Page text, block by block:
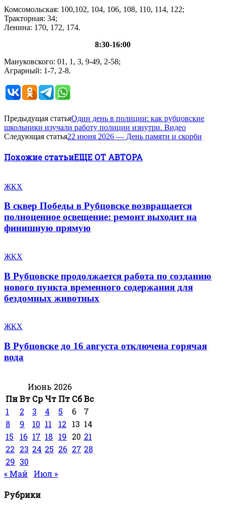
Комсомольская: 100,102, 104, 106, 108, 110, 114, 122;
Тракторная: 34;
Ленина: 170, 172, 174.
8:30-16:00
Мануковского: 01, 1, 3, 9-49, 2-58;
Аграрный: 1-7, 2-8.
Предыдущая статьяОдин день в полиции: как рубцовские
школьники изучали работу полиции изнутри. Видео
Следующая статья22 июня 2026 — День памяти и скорби
Похожие статьиЕЩЕ ОТ АВТОРА
ЖКХ
В сквер Победы в Рубцовске возвращается
полноценное освещение: ремонт выходит на
финишную прямую
ЖКХ
В Рубцовске продолжается работа по созданию
нового пункта временного содержания для
бездомных животных
ЖКХ
В Рубцовске до 16 августа отключена горячая
вода
Июнь 2026
ПнВт Ср Чт Пт СбВс
1
2 3 4 5 6
7
8
9 10 11 12 13 14
15
16 17 18 19 20 21
22 23 24 25 26 27 28
29 30
« Май
Июл »
Рубрики